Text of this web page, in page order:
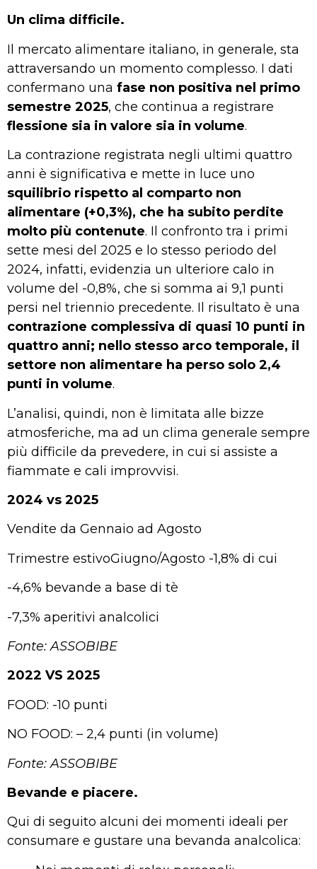
Un clima difficile.
Il mercato alimentare italiano, in generale, sta
attraversando un momento complesso. I dati
confermano una fase non positiva nel primo
semestre 2025, che continua a registrare
flessione sia in valore sia in volume.
La contrazione registrata negli ultimi quattro
anni è significativa e mette in luce uno
squilibrio rispetto al comparto non
alimentare (+0,3%), che ha subito perdite
molto più contenute. Il confronto tra i primi
sette mesi del 2025 e lo stesso periodo del
2024, infatti, evidenzia un ulteriore calo in
volume del -0,8%, che si somma ai 9,1 punti
persi nel triennio precedente. Il risultato è una
contrazione complessiva di quasi 10 punti in
quattro anni; nello stesso arco temporale, il
settore non alimentare ha perso solo 2,4
punti in volume.
L’analisi, quindi, non è limitata alle bizze
atmosferiche, ma ad un clima generale sempre
più difficile da prevedere, in cui si assiste a
fiammate e cali improvvisi.
2024 vs 2025
Vendite da Gennaio ad Agosto
Trimestre estivoGiugno/Agosto -1,8% di cui
-4,6% bevande a base di tè
-7,3% aperitivi analcolici
Fonte: ASSOBIBE
2022 VS 2025
FOOD: -10 punti
NO FOOD: – 2,4 punti (in volume)
Fonte: ASSOBIBE
Bevande e piacere.
Qui di seguito alcuni dei momenti ideali per
consumare e gustare una bevanda analcolica: